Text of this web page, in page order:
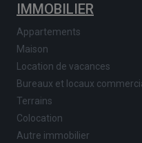
IMMOBILIER
Appartements
Maison
Location de vacances
Bureaux et locaux
Terrains
Colocation
Autre immobilier